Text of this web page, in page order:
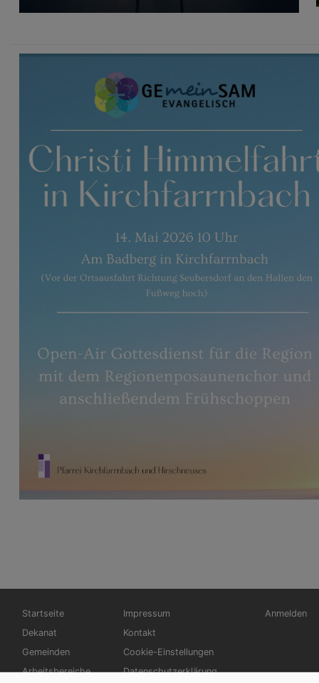
Hauptnavigation
Startseite
Dekanat
Gemeinden
Arbeitsbereiche
Fußbereichsmenü
Impressum
Kontakt
Cookie-Einstellungen
Datenschutzerklärung
Anmelden